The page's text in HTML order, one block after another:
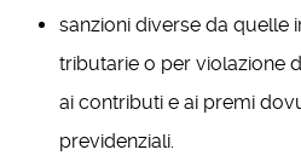
sanzioni diverse da quelle
tributarie o per violazione
ai contributi e ai premi
previdenziali.